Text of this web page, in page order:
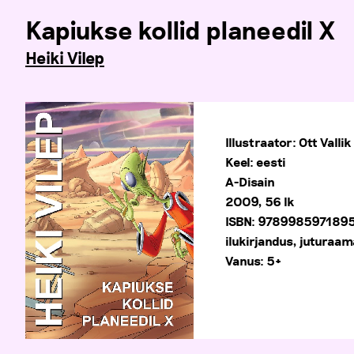
Kapiukse kollid planeedil X
Heiki Vilep
Illustraator: Ott Vallik
Keel: eesti
A-Disain
2009, 56 lk
ISBN:
ilukirjandus,
Vanus: 5+